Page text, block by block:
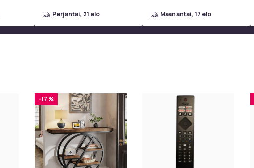
perjantai, 21 elo maanantai, 17 elo
-17 %